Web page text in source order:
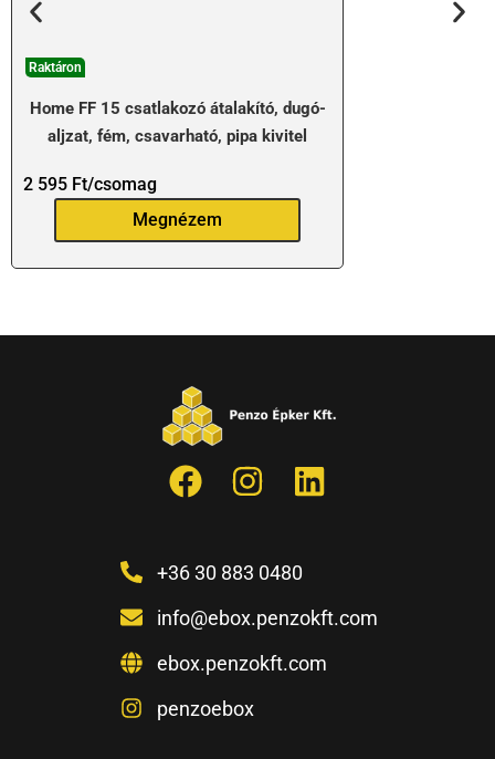
Raktáron
Home FF 15 csatlakozó átalakító, dugó-
aljzat, fém, csavarható, pipa kivitel
2 595 Ft/csomag
Megnézem
+36 30 883 0480
info@ebox.penzokft.com
ebox.penzokft.com
penzoebox